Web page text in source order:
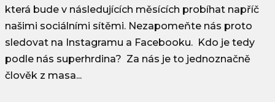
která bude v následujících měsících probíhat napříč
našimi sociálními sítěmi. Nezapomeňte nás proto
sledovat na Instagramu a Facebooku. Kdo je tedy
podle nás superhrdina? Za nás je to jednoznačně
člověk z masa...